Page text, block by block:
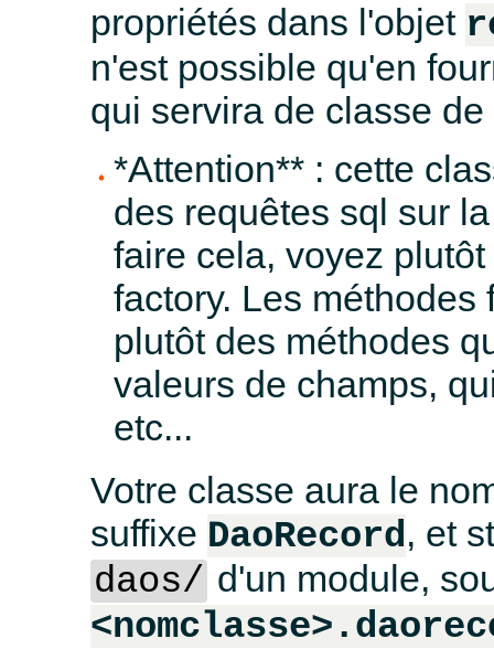
propriétés dans l'objet
n'est possible qu'en
qui servira de classe
*Attention** : cette
des requêtes sql sur
faire cela, voyez
factory. Les
plutôt des méthodes
valeurs de champs,
etc...
Votre classe aura le
suffixe DaoRecord, et
daos/ d'un module,